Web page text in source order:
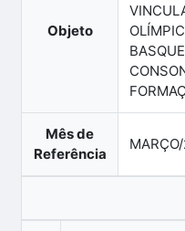
Objeto
Mês de
Referência